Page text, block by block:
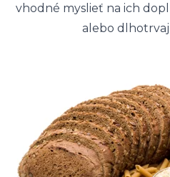
vhodné myslieť na ich
alebo